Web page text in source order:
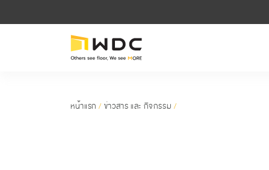
หน้าแรก / ข่าวสาร และ กิจกรรม /